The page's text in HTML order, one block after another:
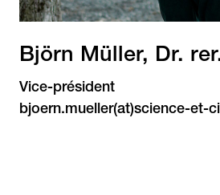
Björn Müller, Dr.
Vice-président
bjoern.mueller(at)science-et-